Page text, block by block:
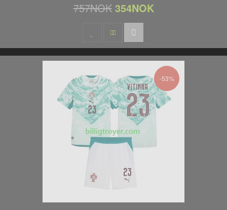
757NOK 354NOK
-53%